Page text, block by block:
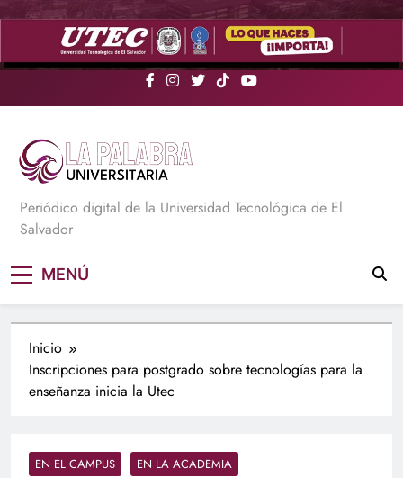
Saltar
La Palabra Universitaria
Periódico digital de la Universidad Tecnológica de El
Salvador
MENÚ
Inicio
Inscripciones para postgrado sobre tecnologías para la
enseñanza inicia la Utec
EN EL CAMPUS EN LA ACADEMIA